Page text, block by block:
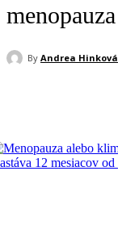
menopauza
By Andrea Hinková